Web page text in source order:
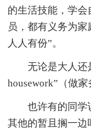
的生活技能，学
员，都有义务为家
人人有份”。
无论是大人还
housework”（做家
也许有的同学说
其他的暂且搁一边